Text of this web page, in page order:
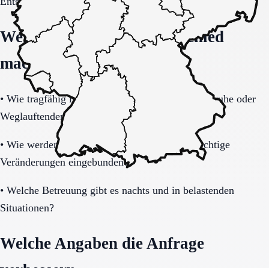
Welche Fragen den Unterschied
machen
• Wie tragfähig ist das Sicherheitskonzept bei Unruhe oder
Weglauftendenz?
• Wie werden Angehörige informiert und in wichtige
Veränderungen eingebunden?
• Welche Betreuung gibt es nachts und in belastenden
Situationen?
Welche Angaben die Anfrage